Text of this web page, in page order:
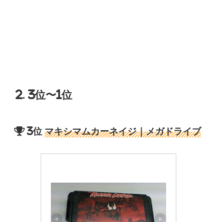
2. 3位〜1位
3位マキシマムカーネイジ｜メガドライブ